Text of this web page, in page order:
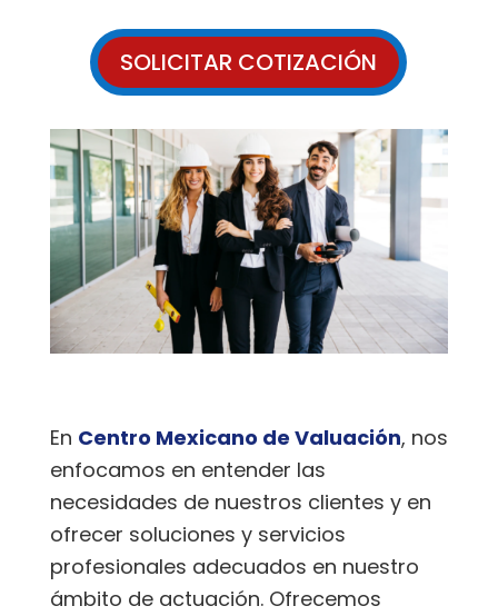
SOLICITAR COTIZACIÓN
En Centro Mexicano de Valuación, nos
enfocamos en entender las
necesidades de nuestros clientes y en
ofrecer soluciones y servicios
profesionales adecuados en nuestro
ámbito de actuación. Ofrecemos